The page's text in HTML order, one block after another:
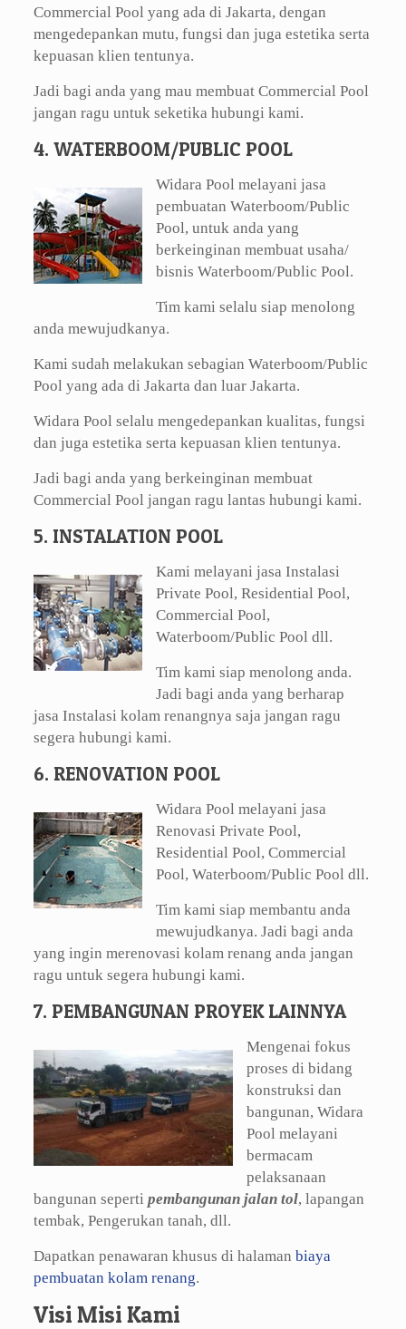
Commercial Pool yang ada di Jakarta, dengan
mengedepankan mutu, fungsi dan juga estetika serta
kepuasan klien tentunya.
Jadi bagi anda yang mau membuat Commercial Pool
jangan ragu untuk seketika hubungi kami.
4. WATERBOOM/PUBLIC POOL
Widara Pool melayani jasa
pembuatan Waterboom/Public
Pool, untuk anda yang
berkeinginan membuat usaha/
bisnis Waterboom/Public Pool.
Tim kami selalu siap menolong
anda mewujudkanya.
Kami sudah melakukan sebagian Waterboom/Public
Pool yang ada di Jakarta dan luar Jakarta.
Widara Pool selalu mengedepankan kualitas, fungsi
dan juga estetika serta kepuasan klien tentunya.
Jadi bagi anda yang berkeinginan membuat
Commercial Pool jangan ragu lantas hubungi kami.
5. INSTALATION POOL
Kami melayani jasa Instalasi
Private Pool, Residential Pool,
Commercial Pool,
Waterboom/Public Pool dll.
Tim kami siap menolong anda.
Jadi bagi anda yang berharap
jasa Instalasi kolam renangnya saja jangan ragu
segera hubungi kami.
6. RENOVATION POOL
Widara Pool melayani jasa
Renovasi Private Pool,
Residential Pool, Commercial
Pool, Waterboom/Public Pool dll.
Tim kami siap membantu anda
mewujudkanya. Jadi bagi anda
yang ingin merenovasi kolam renang anda jangan
ragu untuk segera hubungi kami.
7. PEMBANGUNAN PROYEK LAINNYA
Mengenai fokus
proses di bidang
konstruksi dan
bangunan, Widara
Pool melayani
bermacam
pelaksanaan
bangunan seperti pembangunan jalan tol, lapangan
tembak, Pengerukan tanah, dll.
Dapatkan penawaran khusus di halaman biaya
pembuatan kolam renang.
Visi Misi Kami